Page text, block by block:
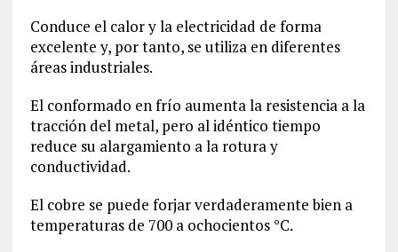
Conduce el calor y la electricidad de forma
excelente y, por tanto, se utiliza en diferentes
áreas industriales.
El conformado en frío aumenta la resistencia a la
tracción del metal, pero al idéntico tiempo
reduce su alargamiento a la rotura y
conductividad.
El cobre se puede forjar verdaderamente bien a
temperaturas de 700 a ochocientos °C.